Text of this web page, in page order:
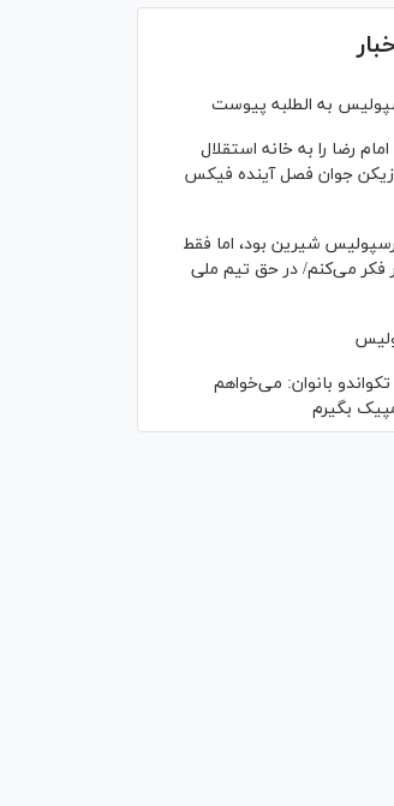
به الطلبه پیوست
امام رضا را به خانه استقلال
می‌کنیم/ ۳ بازیکن جوان فصل آینده فیکس
شیرین بود، اما فقط
فکر می‌کنم/ در حق تیم ملی
بانوان: می‌خواهم
بگیرم